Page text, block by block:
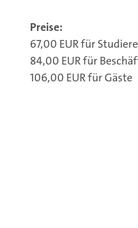
Preise:
67,00 EUR für
84,00 EUR für
106,00 EUR für Gäste